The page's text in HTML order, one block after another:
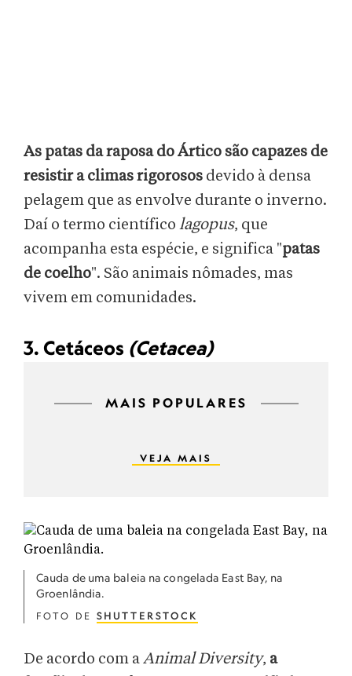
As patas da raposa do Ártico são capazes de
resistir a climas rigorosos devido à densa
pelagem que as envolve durante o inverno.
Daí o termo científico lagopus, que
acompanha esta espécie, e significa "patas
de coelho". São animais nômades, mas
vivem em comunidades.
3. Cetáceos (Cetacea)
MAIS POPULARES
VEJA MAIS
Cauda de uma baleia na congelada East Bay, na
Groenlândia.
FOTO DE SHUTTERSTOCK
De acordo com aAnimal Diversity, a